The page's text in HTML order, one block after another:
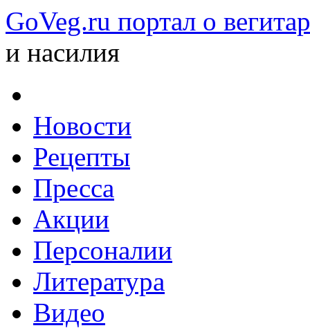
GoVeg.ru портал о
и насилия
Новости
Рецепты
Пресса
Акции
Персоналии
Литература
Видео